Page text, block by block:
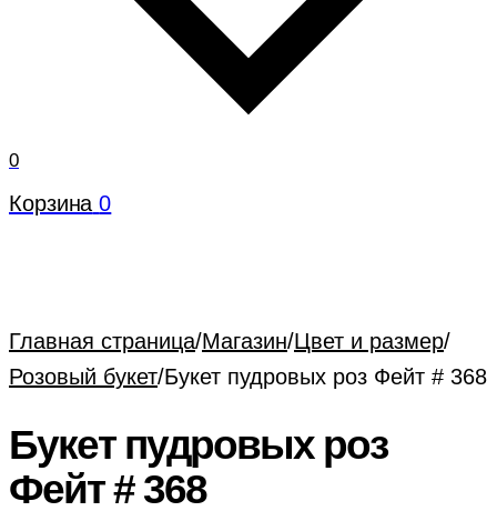
0
Корзина 0
Главная страница/Магазин/Цвет и размер/
Розовый букет/Букет пудровых роз Фейт # 368
Букет пудровых роз
Фейт # 368